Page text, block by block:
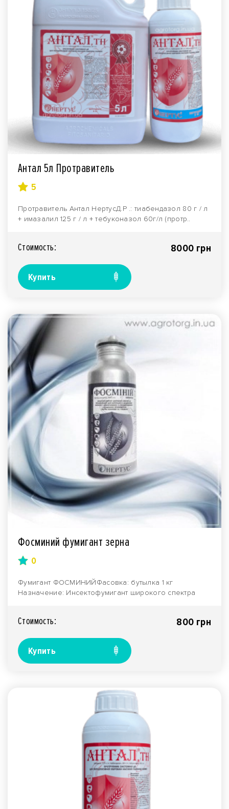
Антал 5л Протравитель
5
Протравитель Антал НертусД.Р .: тиабендазол 80 г / л
+ имазалил 125 г / л + тебуконазол 60г/л (протр..
Стоимость: 8000 грн
Купить
Фосминий фумигант зерна
0
Фумигант ФОСМИНИЙФасовка: бутылка 1 кг
Назначение: Инсектофумигант широкого спектра
Стоимость: 800 грн
Купить